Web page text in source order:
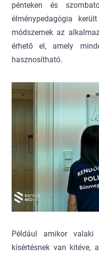
pénteken és
élménypedagógia
módszernek az
érhető el, amely
hasznosítható.
Például amikor valaki
kísértésnek van kitéve,